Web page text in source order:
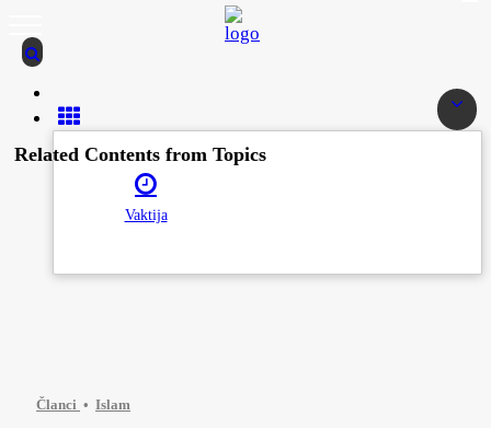
Vaktija
Related Contents from Topics
Članci Islam